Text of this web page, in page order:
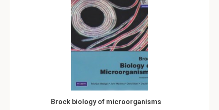
Brock biology of microorganisms